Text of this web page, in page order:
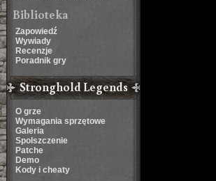
Biblioteka
Zapowiedź
Wywiady
Recenzje
Poradnik gry
Stronghold Legends
O grze
Wymagania sprzętowe
Galeria
Spolszczenie
Patche
Demo
Kody i cheaty